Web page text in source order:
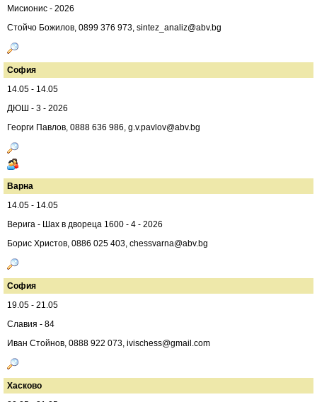
Мисионис - 2026
Стойчо Божилов, 0899 376 973, sintez_analiz@abv.bg
София
14.05 - 14.05
ДЮШ - 3 - 2026
Георги Павлов, 0888 636 986, g.v.pavlov@abv.bg
Варна
14.05 - 14.05
Верига - Шах в двореца 1600 - 4 - 2026
Борис Христов, 0886 025 403, chessvarna@abv.bg
София
19.05 - 21.05
Славия - 84
Иван Стойнов, 0888 922 073, ivischess@gmail.com
Хасково